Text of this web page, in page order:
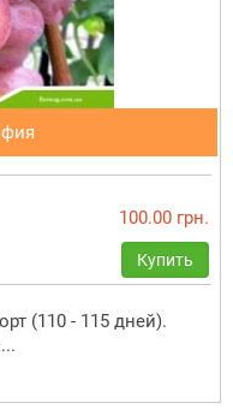
100.00 грн.
Купить
(110 - 115 дней).